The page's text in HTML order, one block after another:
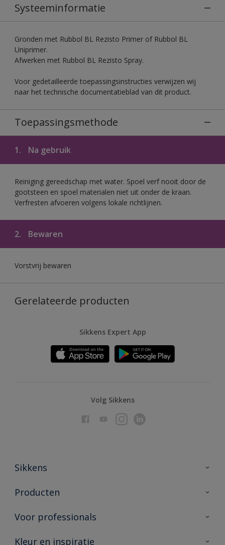
Systeeminformatie
Gronden met Rubbol BL Rezisto Primer of Rubbol BL
Uniprimer.
Afwerken met Rubbol BL Rezisto Spray.
Voor gedetailleerde toepassingsinstructies verwijzen wij
naar het technische documentatieblad van dit product.
Toepassingsmethode
1. Na gebruik
Reiniging gereedschap met water. Spoel verf nooit door de
gootsteen en spoel materialen niet uit onder de kraan.
Verfresten afvoeren volgens lokale richtlijnen.
2. Bewaren
Vorstvrij bewaren
Gerelateerde producten
Sikkens Expert App
Volg Sikkens
Sikkens
Over Sikkens
Duurzaamheid
Producten
Producten voor binnen
Voor professionals
Advies & service
Kleur en inspiratie